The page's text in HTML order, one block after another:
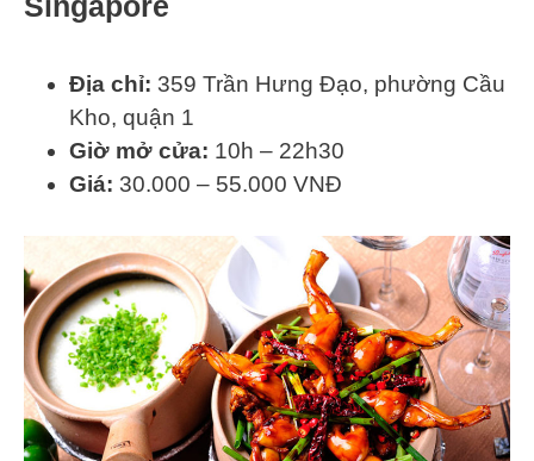
Địa chỉ: 359 Trần Hưng Đạo, phường Cầu
Kho, quận 1
Giờ mở cửa: 10h – 22h30
Giá: 30.000 – 55.000 VNĐ